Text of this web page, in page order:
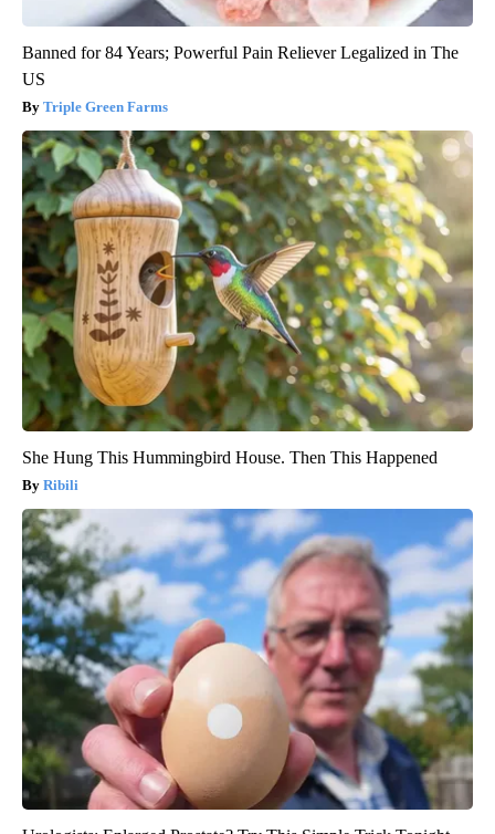
Banned for 84 Years; Powerful Pain Reliever Legalized in The
US
Triple Green Farms
She Hung This Hummingbird House. Then This Happened
Ribili